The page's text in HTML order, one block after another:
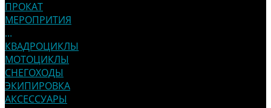
ПРОКАТ
МЕРОПРИТИЯ
...
КВАДРОЦИКЛЫ
МОТОЦИКЛЫ
СНЕГОХОДЫ
ЭКИПИРОВКА
АКСЕССУАРЫ